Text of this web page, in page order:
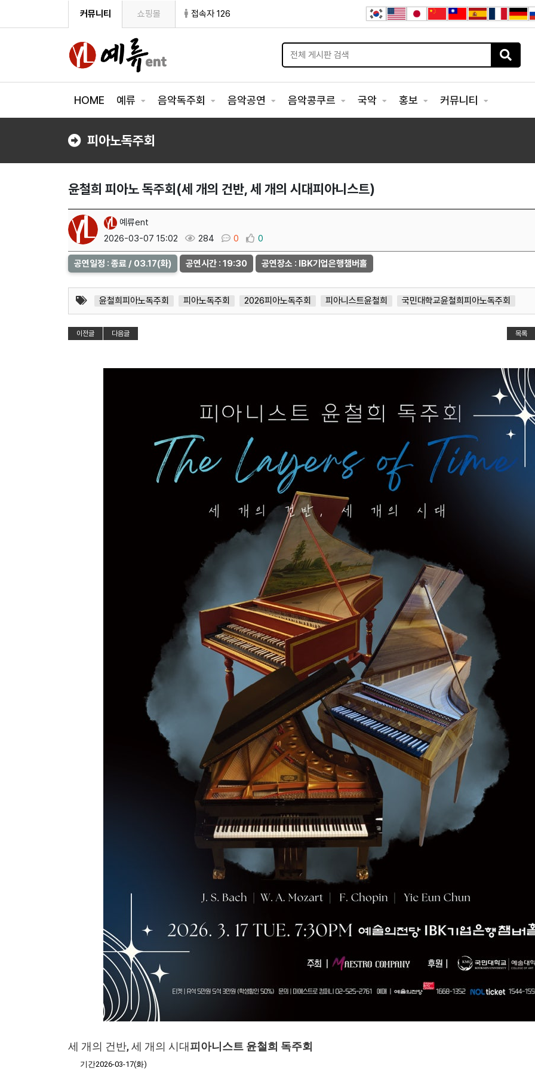
커뮤니티 쇼핑몰 접속자 126
HOME 예류 음악독주회 음악공연 음악콩쿠르 국악 홍보 커뮤니티
피아노독주회
윤철희 피아노 독주회(세 개의 건반, 세 개의 시대피아니스트)
예류ent
2026-03-07 15:02
284 0 0
공연일정 : 종료 / 03.17(화) 공연시간 : 19:30 공연장소 : IBK기업은행챔버홀
윤철희피아노독주회 피아노독주회 2026피아노독주회 피아니스트윤철희 국민대학교윤철희피아노독주회
이전글 다음글 목록
세 개의 건반, 세 개의 시대피아니스트 윤철희 독주회
기간2026-03-17(화)